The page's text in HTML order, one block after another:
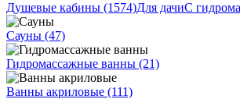
Душевые кабины (1574)Для дачиС
Сауны (47)
Гидромассажные ванны (21)
Ванны акриловые (111)